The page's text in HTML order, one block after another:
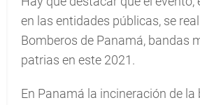
en las entidades públicas, se
Bomberos de Panamá, bandas
patrias en este 2021.
En Panamá la incineración de